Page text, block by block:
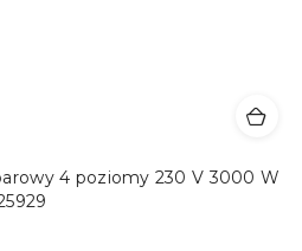
4 poziomy 230 V 3000 W